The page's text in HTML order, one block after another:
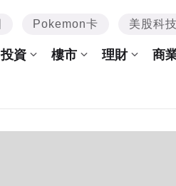
Pokemon卡 美股科
投資 樓市 理財 商